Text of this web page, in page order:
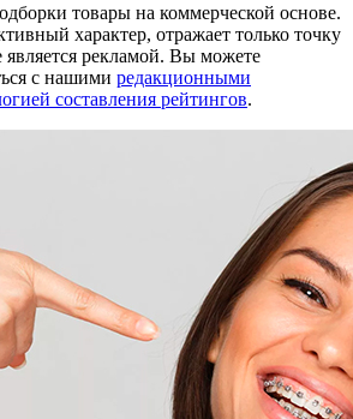
товары на коммерческой основе.
характер, отражает только точку
является рекламой. Вы можете
с нашими редакционными
составления рейтингов.